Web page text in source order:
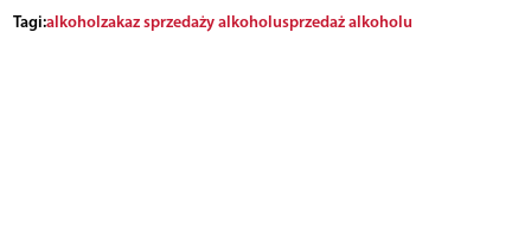
Tagi:alkoholzakaz sprzedaży alkoholusprzedaż alkoholu